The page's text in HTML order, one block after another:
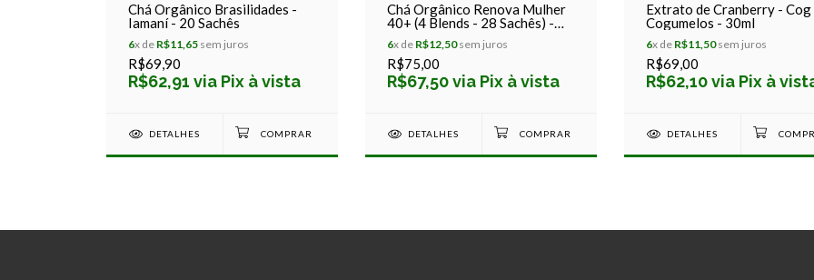
Chá Orgânico Brasilidades -
Iamaní - 20 Sachês
6x de R$11,65 sem juros
R$69,90
R$62,91 via Pix à vista
DETALHES
Chá Orgânico Renova Mulher
40+ (4 Blends - 28 Sachês) -
Iamaní
6x de R$12,50sem juros
R$75,00
R$67,50 via Pix à vista
DETALHES
Extrato de Cranberry - Cog
Cogumelos - 30ml
6x de R$11,50sem juros
R$69,00
R$62,10 via Pix à
DETALHES